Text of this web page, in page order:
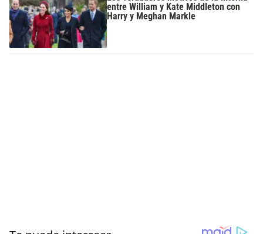
entre William y Kate Middleton con
Harry y Meghan Markle